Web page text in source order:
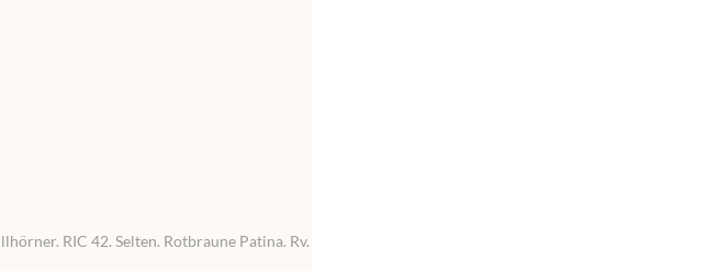
RIC 42. Selten. Rotbraune Patina. Rv.